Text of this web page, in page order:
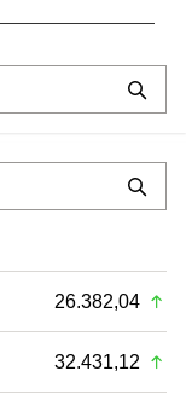
26.382,04
32.431,12